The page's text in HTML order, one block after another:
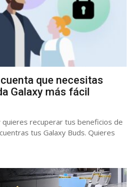
que necesitas
Galaxy más fácil
quieres recuperar tus beneficios de
tus Galaxy Buds. Quieres